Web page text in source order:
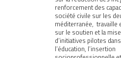
renforcement des
société civile sur les
méditerranée, travaille
sur le soutien et la
d’initiatives pilotes
l’éducation, l’insertion